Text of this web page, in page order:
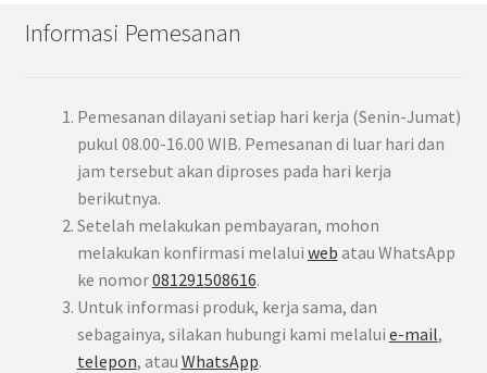
Informasi Pemesanan
Pemesanan dilayani setiap hari kerja (Senin-Jumat)
pukul 08.00-16.00 WIB. Pemesanan di luar hari dan
jam tersebut akan diproses pada hari kerja
berikutnya.
Setelah melakukan pembayaran, mohon
melakukan konfirmasi melalui web atau WhatsApp
ke nomor081291508616.
Untuk informasi produk, kerja sama, dan
sebagainya, silakan hubungi kami melalui e-mail,
telepon, atau WhatsApp.